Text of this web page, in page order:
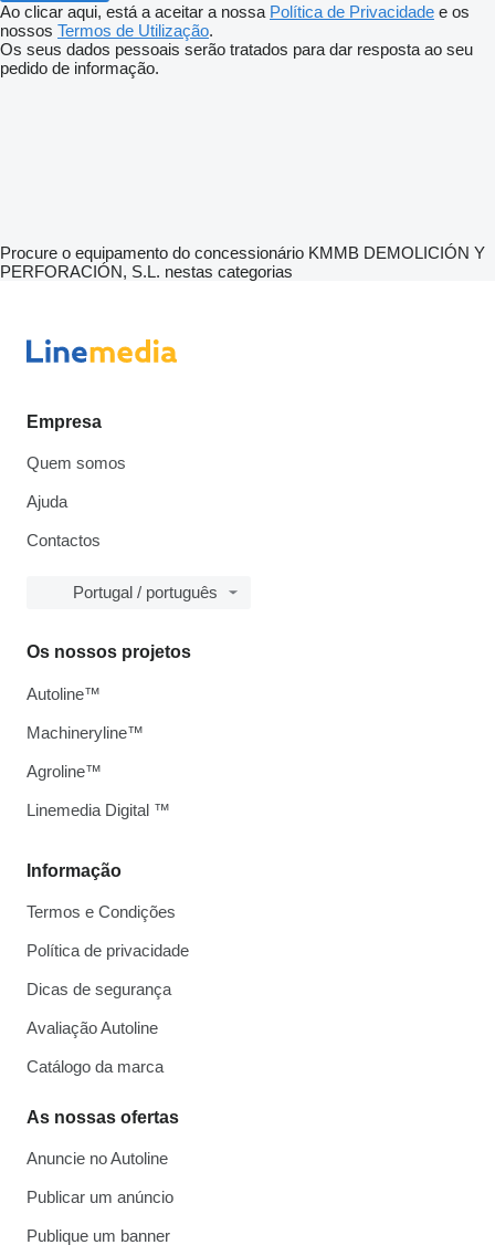
Ao clicar aqui, está a aceitar a nossa Política de Privacidade e os
nossos Termos de Utilização.
Os seus dados pessoais serão tratados para dar resposta ao seu
pedido de informação.
Procure o equipamento do concessionário KMMB DEMOLICIÓN Y
PERFORACIÓN, S.L. nestas categorias
Empresa
Quem somos
Ajuda
Contactos
Portugal / português
Informação
Termos e Condições
Política de privacidade
Dicas de segurança
Avaliação Autoline
Catálogo da marca
As nossas ofertas
Anuncie no Autoline
Publicar um anúncio
Publique um banner
Os nossos projetos
Autoline™
Machineryline™
Agroline™
Linemedia Digital ™